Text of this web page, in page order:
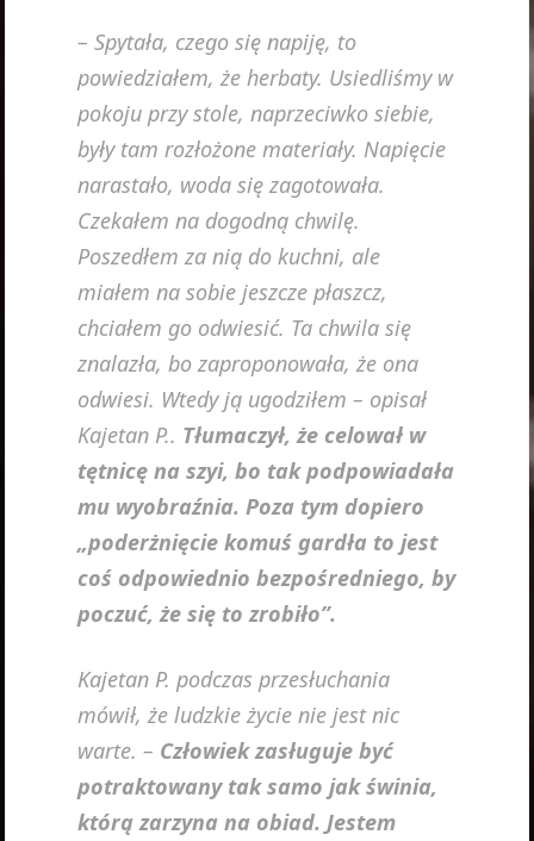
– Spytała, czego się napiję, to
powiedziałem, że herbaty. Usiedliśmy w
pokoju przy stole, naprzeciwko siebie,
były tam rozłożone materiały. Napięcie
narastało, woda się zagotowała.
Czekałem na dogodną chwilę.
Poszedłem za nią do kuchni, ale
miałem na sobie jeszcze płaszcz,
chciałem go odwiesić. Ta chwila się
znalazła, bo zaproponowała, że ona
odwiesi. Wtedy ją ugodziłem – opisał
Kajetan P.. Tłumaczył, że celował w
tętnicę na szyi, bo tak podpowiadała
mu wyobraźnia. Poza tym dopiero
„poderżnięcie komuś gardła to jest
coś odpowiednio bezpośredniego, by
poczuć, że się to zrobiło”.
Kajetan P. podczas przesłuchania
mówił, że ludzkie życie nie jest nic
warte. – Człowiek zasługuje być
potraktowany tak samo jak świnia,
którą zarzyna na obiad. Jestem